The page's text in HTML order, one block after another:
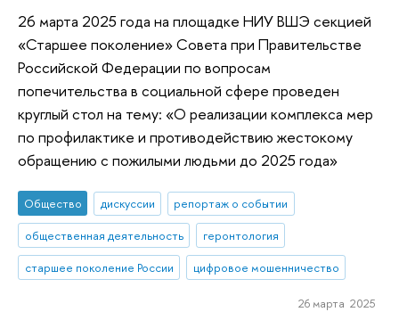
26 марта 2025 года на площадке НИУ ВШЭ секцией
«Старшее поколение» Совета при Правительстве
Российской Федерации по вопросам
попечительства в социальной сфере проведен
круглый стол на тему: «О реализации комплекса мер
по профилактике и противодействию жестокому
обращению с пожилыми людьми до 2025 года»
Общество дискуссии
репортаж о событии
общественная деятельность
геронтология
старшее поколение России
цифровое мошенничество
26 марта 2025